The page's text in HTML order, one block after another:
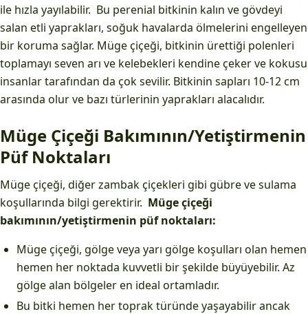
ile hızla yayılabilir. Bu perenial bitkinin kalın ve gövdeyi
salan etli yaprakları, soğuk havalarda ölmelerini engelleyen
bir koruma sağlar. Müge çiçeği, bitkinin ürettiği polenleri
toplamayı seven arı ve kelebekleri kendine çeker ve kokusu
insanlar tarafından da çok sevilir. Bitkinin sapları 10-12 cm
arasında olur ve bazı türlerinin yaprakları alacalıdır.
Müge Çiçeği Bakımının/Yetiştirmenin
Püf Noktaları
Müge çiçeği, diğer zambak çiçekleri gibi gübre ve sulama
koşullarında bilgi gerektirir. Müge çiçeği
bakımının/yetiştirmenin püf noktaları:
Müge çiçeği, gölge veya yarı gölge koşulları olan hemen
hemen her noktada kuvvetli bir şekilde büyüyebilir. Az
gölge alan bölgeler en ideal ortamladır.
Bu bitki hemen her toprak türünde yaşayabilir ancak